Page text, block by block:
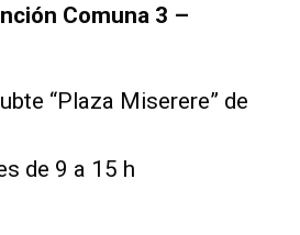
Comuna 3 –
“Plaza Miserere” de
de 9 a 15 h